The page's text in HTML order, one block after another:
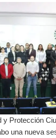
y Protección
una nueva